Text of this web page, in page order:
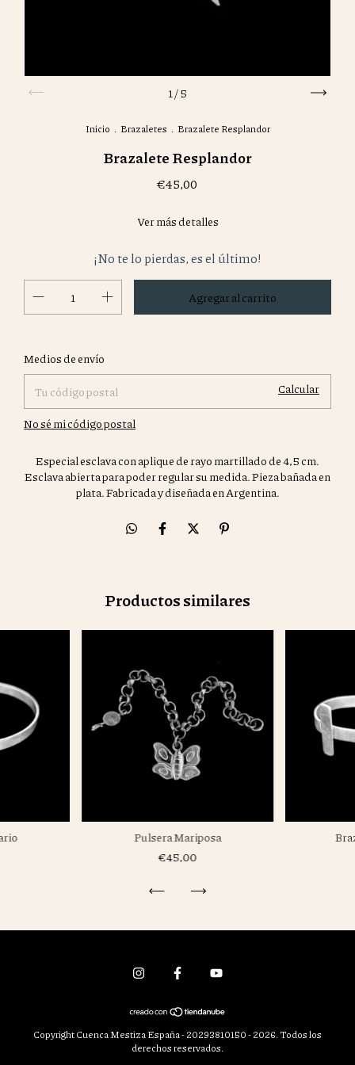
1/5
Inicio . Brazaletes . Brazalete Resplandor
Brazalete Resplandor
€45,00
Ver más detalles
¡No te lo pierdas, es el último!
Entregas para el CP:
Medios de envío
Calcular
No sé mi código postal
Especial esclava con aplique de rayo martillado de 4,5 cm.
Esclava abierta para poder regular su medida. Pieza bañada en
plata. Fabricada y diseñada en Argentina.
Productos similares
Pulsera Mariposa
€45,00
Copyright Cuenca Mestiza España - 20293810150 - 2026. Todos los
derechos reservados.